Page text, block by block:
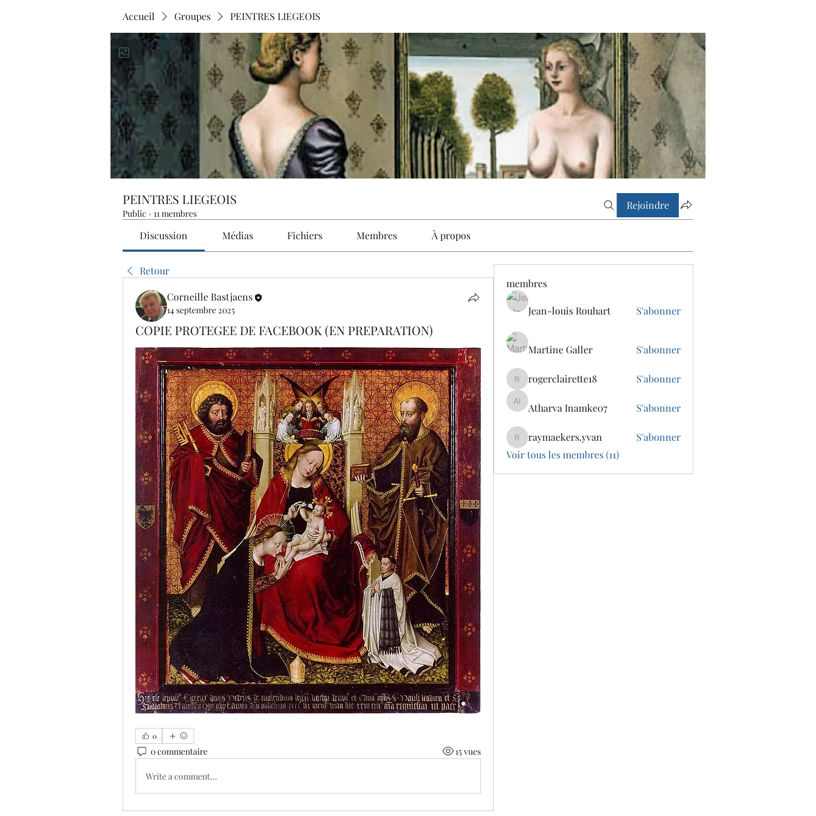
Accueil Groupes PEINTRES LIEGEOIS
PEINTRES LIEGEOIS
Public · 11 membres
Rejoindre
Discussion Médias Fichiers Membres À propos
Retour
Corneille Bastjaens
14 septembre 2025
COPIE PROTEGEE DE FACEBOOK (EN PREPARATION)
0
0 commentaire 15 vues
Write a comment...
membres
Jean-louis Rouhart S'abonner
Martine Galler S'abonner
rogerclairette18
rogerclairette18 S'abonner
Atharva Inamke07
Atharva Inamke07 S'abonner
raymaekers.yvan
raymaekers.yvan
S'abonner
Voir tous les membres (11)